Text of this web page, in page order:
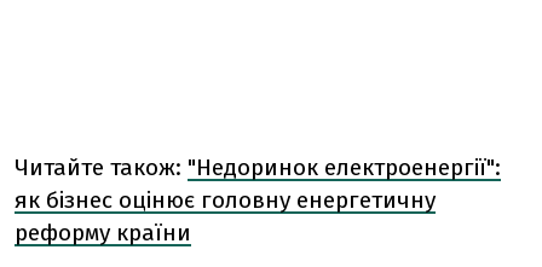
Читайте також: "Недоринок електроенергії":
як бізнес оцінює головну енергетичну
реформу країни